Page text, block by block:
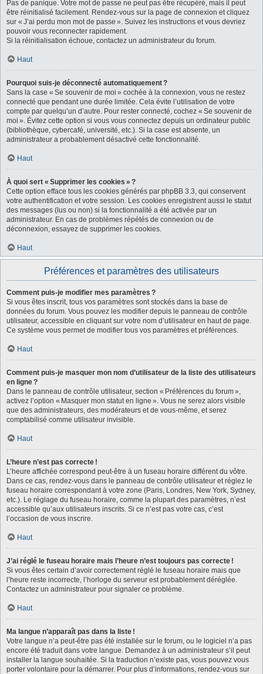
Pas de panique. Votre mot de passe ne peut pas être récupéré, mais il peut
être réinitialisé facilement. Rendez-vous sur la page de connexion et cliquez
sur « J’ai perdu mon mot de passe ». Suivez les instructions et vous devriez
pouvoir vous reconnecter rapidement.
Si la réinitialisation échoue, contactez un administrateur du forum.
Haut
Pourquoi suis-je déconnecté automatiquement ?
Sans la case « Se souvenir de moi » cochée à la connexion, vous ne restez
connecté que pendant une durée limitée. Cela évite l’utilisation de votre
compte par quelqu’un d’autre. Pour rester connecté, cochez « Se souvenir de
moi ». Évitez cette option si vous vous connectez depuis un ordinateur public
(bibliothèque, cybercafé, université, etc.). Si la case est absente, un
administrateur a probablement désactivé cette fonctionnalité.
Haut
À quoi sert « Supprimer les cookies » ?
Cette option efface tous les cookies générés par phpBB 3.3, qui conservent
votre authentification et votre session. Les cookies enregistrent aussi le statut
des messages (lus ou non) si la fonctionnalité a été activée par un
administrateur. En cas de problèmes répétés de connexion ou de
déconnexion, essayez de supprimer les cookies.
Haut
Préférences et paramètres des utilisateurs
Comment puis-je modifier mes paramètres ?
Si vous êtes inscrit, tous vos paramètres sont stockés dans la base de
données du forum. Vous pouvez les modifier depuis le panneau de contrôle
utilisateur, accessible en cliquant sur votre nom d’utilisateur en haut de page.
Ce système vous permet de modifier tous vos paramètres et préférences.
Haut
Comment puis-je masquer mon nom d’utilisateur de la liste des utilisateurs
en ligne ?
Dans le panneau de contrôle utilisateur, section « Préférences du forum »,
activez l’option « Masquer mon statut en ligne ». Vous ne serez alors visible
que des administrateurs, des modérateurs et de vous-même, et serez
comptabilisé comme utilisateur invisible.
Haut
L’heure n’est pas correcte !
L’heure affichée correspond peut-être à un fuseau horaire différent du vôtre.
Dans ce cas, rendez-vous dans le panneau de contrôle utilisateur et réglez le
fuseau horaire correspondant à votre zone (Paris, Londres, New York, Sydney,
etc.). Le réglage du fuseau horaire, comme la plupart des paramètres, n’est
accessible qu’aux utilisateurs inscrits. Si ce n’est pas votre cas, c’est
l’occasion de vous inscrire.
Haut
J’ai réglé le fuseau horaire mais l’heure n’est toujours pas correcte !
Si vous êtes certain d’avoir correctement réglé le fuseau horaire mais que
l’heure reste incorrecte, l’horloge du serveur est probablement déréglée.
Contactez un administrateur pour signaler ce problème.
Haut
Ma langue n’apparaît pas dans la liste !
Votre langue n’a peut-être pas été installée sur le forum, ou le logiciel n’a pas
encore été traduit dans votre langue. Demandez à un administrateur s’il peut
installer la langue souhaitée. Si la traduction n’existe pas, vous pouvez vous
porter volontaire pour la démarrer. Pour plus d’informations, rendez-vous sur